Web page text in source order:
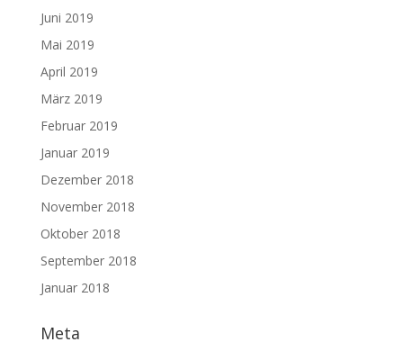
Juni 2019
Mai 2019
April 2019
März 2019
Februar 2019
Januar 2019
Dezember 2018
November 2018
Oktober 2018
September 2018
Januar 2018
Meta